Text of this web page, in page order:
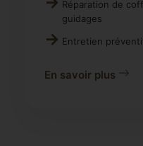
Réparation de
guidages
Entretien
En savoir plus